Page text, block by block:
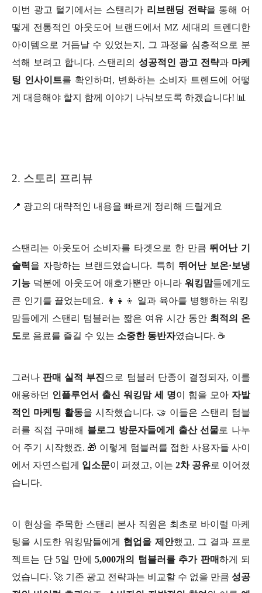
이번 광고 털기에서는 스탠리가 리브랜딩 전략을 통해 어
떻게 전통적인 아웃도어 브랜드에서 MZ 세대의 트렌디한
아이템으로 거듭날 수 있었는지, 그 과정을 심층적으로 분
석해 보려고 합니다. 스탠리의
성공적인 광고 전략과 마케
팅 인사이트를 확인하며, 변화하는 소비자 트렌드에 어떻
게 대응해야 할지 함께 이야기 나눠보도록 하겠습니다! 📊
2. 스토리 프리뷰
📍 광고의 대략적인 내용을 빠르게 정리해 드릴게요
스탠리는 아웃도어 소비자를 타겟으로 한 만큼 뛰어난 기
술력 을 자랑하는 브랜드였습니다. 특히
뛰어난 보온·보냉
기능 덕분에 아웃도어 애호가뿐만 아니라 워킹맘들에게도
큰 인기를 끌었는데요. 👩‍👧‍👦 일과 육아를 병행하는 워킹
맘들에게 스탠리 텀블러는 짧은 여유 시간 동안 최적의 온
도 로 음료를 즐길 수 있는 소중한 동반자였습니다. ☕
그러나 판매 실적 부진 으로 텀블러 단종이 결정되자, 이를
애용하던 인플루언서 출신 워킹맘 세 명이 힘을 모아 자발
적인 마케팅 활동을 시작했습니다. 🤝 이들은 스탠리 텀블
러를 직접 구매해 블로그 방문자들에게 출산 선물로 나누
어 주기 시작했죠. 🎁 이렇게 텀블러를 접한 사용자들 사이
에서 자연스럽게 입소문이 퍼졌고, 이는 2차 공유로 이어졌
습니다.
이 현상을 주목한 스탠리 본사 직원은 최초로 바이럴 마케
팅을 시도한 워킹맘들에게
협업을 제안했고, 그 결과 프로
젝트는 단 5일 만에 5,000개의 텀블러를 추가 판매하게 되
었습니다. 🚀 기존 광고 전략과는 비교할 수 없을 만큼 성공